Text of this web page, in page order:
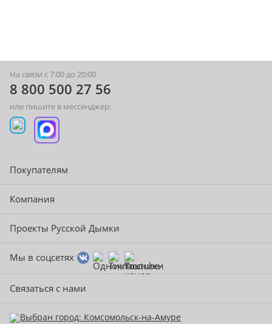
На связи с 7:00 до 20:00
8 800 500 27 56
или пишите в мессенджер:
Покупателям
Компания
Проекты Русской Дымки
Мы в соцсетях
Связаться с нами
Выбран город: Комсомольск-на-Амуре